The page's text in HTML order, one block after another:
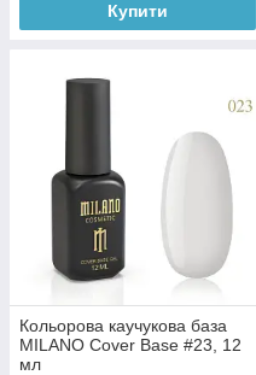
Купити
Кольорова каучукова база
MILANO Cover Base #23, 12
мл